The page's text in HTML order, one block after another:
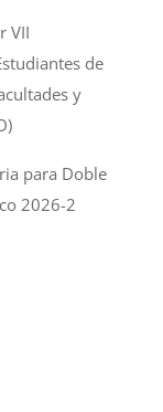
VII
de
y
para Doble
2026-2